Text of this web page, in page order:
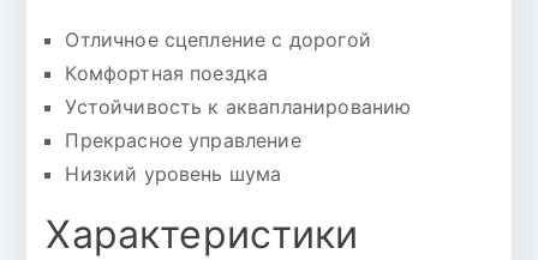
Отличное сцепление с дорогой
Комфортная поездка
Устойчивость к аквапланированию
Прекрасное управление
Низкий уровень шума
Характеристики